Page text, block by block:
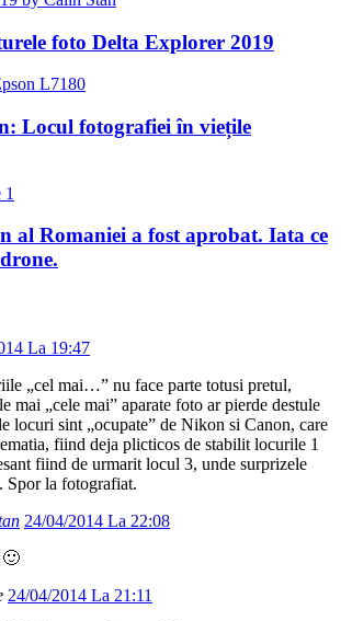
foto Delta Explorer 2019
Locul fotografiei în viețile
al Romaniei a fost aprobat. Iata ce
La 19:47
„cel mai…” nu face parte totusi pretul,
mai „cele mai” aparate foto ar pierde destule
locuri sint „ocupate” de Nikon si Canon, care
fiind deja plicticos de stabilit locurile 1
fiind de urmarit locul 3, unde surprizele
Spor la fotografiat.
24/04/2014 La 22:08
🙂
24/04/2014 La 21:11